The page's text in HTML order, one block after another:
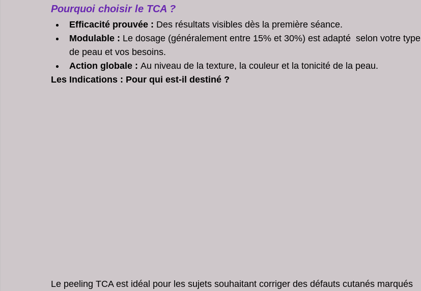
Centre Esthétique Lyon & Cannes soins visage pour les fêtes
Peeling Pores Dilatés soins points noirs du visage
Pourquoi choisir le TCA ?
Efficacité prouvée : Des résultats visibles dès la première séance.
Modulable : Le dosage (généralement entre 15% et 30%) est adapté  selon votre type
de peau et vos besoins.
Action globale : Au niveau de la texture, la couleur et la tonicité de la peau.
Les Indications : Pour qui est-il destiné ?
Le peeling TCA est idéal pour les sujets souhaitant corriger des défauts cutanés marqués